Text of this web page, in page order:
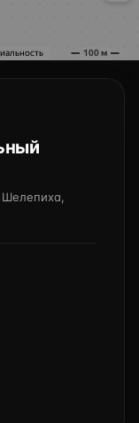
Шелепиха,